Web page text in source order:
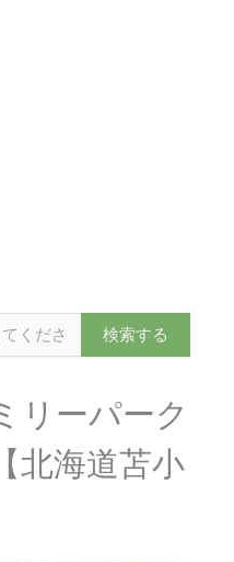
リーパーク
北海道苫小